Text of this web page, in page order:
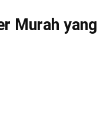
Murah yang